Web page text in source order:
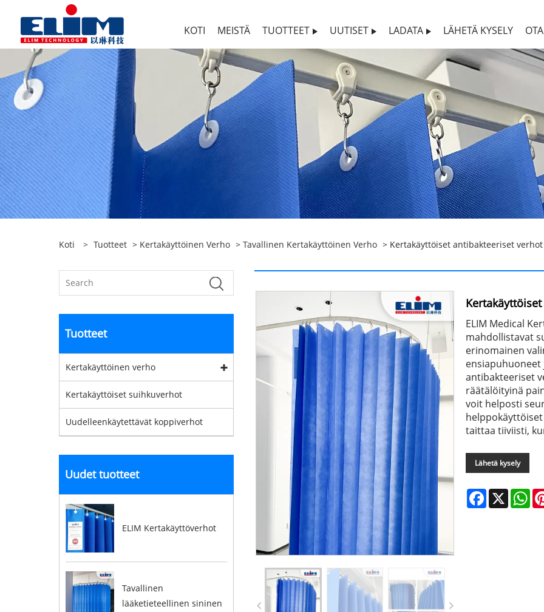
KOTI MEISTÄ TUOTTEET UUTISET LADATA LÄHETÄ KYSELY
Koti > Tuotteet > Kertakäyttöinen Verho > Tavallinen Kertakäyttöinen Verho > Kertakäyttöiset antibakteeriset verhot
Tuotteet
Kertakäyttöinen verho
Kertakäyttöiset suihkuverhot
Uudelleenkäytettävät koppiverhot
Uudet tuotteet
ELIM Kertakäyttöverhot
Tavallinen
lääketieteellinen sininen
ELIM Medical
mahdollistavat
erinomainen
ensiapuhuoneet
antibakteeriset
räätälöityinä
voit helposti
taittaa tiiviisti,
Lähetä kysely
Facebook
X